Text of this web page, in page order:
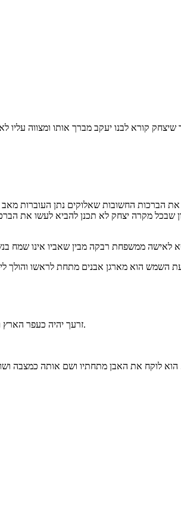
קורא לבנו יעקב מברך אותו ומצווה
את הברכות החשובות שאלוקים נתן העוברות
שבכל מקרה יצחק לא תכנן להביא לעשו את
2. "זרעך יהיה כעפר הארץ ופרצת ימה וקדמה צפונה ונגבה [ימה, קדמה, צפונה ונגבה= כיווני שמים]- ברכת ריבוי והמשכיות הזרע.
לוקח את האבן מתחתיו ושם אותה כמצבה